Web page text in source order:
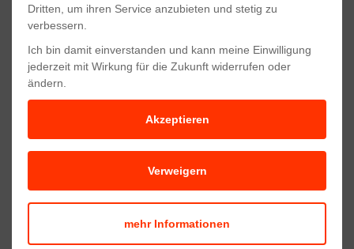
Dritten, um ihren Service anzubieten und stetig zu
verbessern.
Ich bin damit einverstanden und kann meine Einwilligung
jederzeit mit Wirkung für die Zukunft widerrufen oder
ändern.
Akzeptieren
Verweigern
mehr Informationen